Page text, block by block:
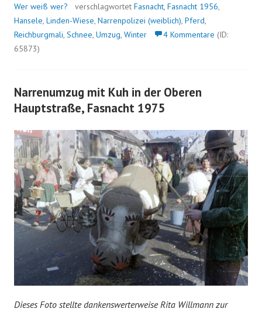
Wer weiß wer?
verschlagwortet Fasnacht, Fasnacht 1956,
Hansele, Linden-Wiese, Narrenpolizei (weiblich), Pferd,
Reichburgmali, Schnee, Umzug, Winter 4 Kommentare (ID:
65873)
Narrenumzug mit Kuh in der Oberen
Hauptstraße, Fasnacht 1975
Dieses Foto stellte dankenswerterweise Rita Willmann zur